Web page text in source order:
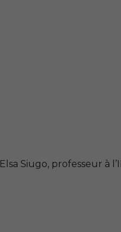
Elsa Siugo, professeur à l’